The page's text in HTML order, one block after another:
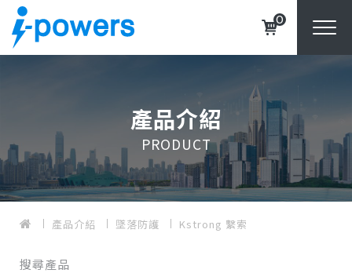
0
產品介紹
PRODUCT
產品介紹 墜落防護 Kstrong 繫索
搜尋產品